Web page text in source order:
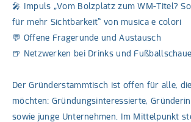
🎤 Impuls „Vom Bolzplatz zum WM-Titel?
für mehr Sichtbarkeit“ von musica e colori
💬 Offene Fragerunde und Austausch
🍺 Netzwerken bei Drinks und
Der Gründerstammtisch ist offen für alle,
möchten: Gründungsinteressierte,
sowie junge Unternehmen. Im Mittelpunkt